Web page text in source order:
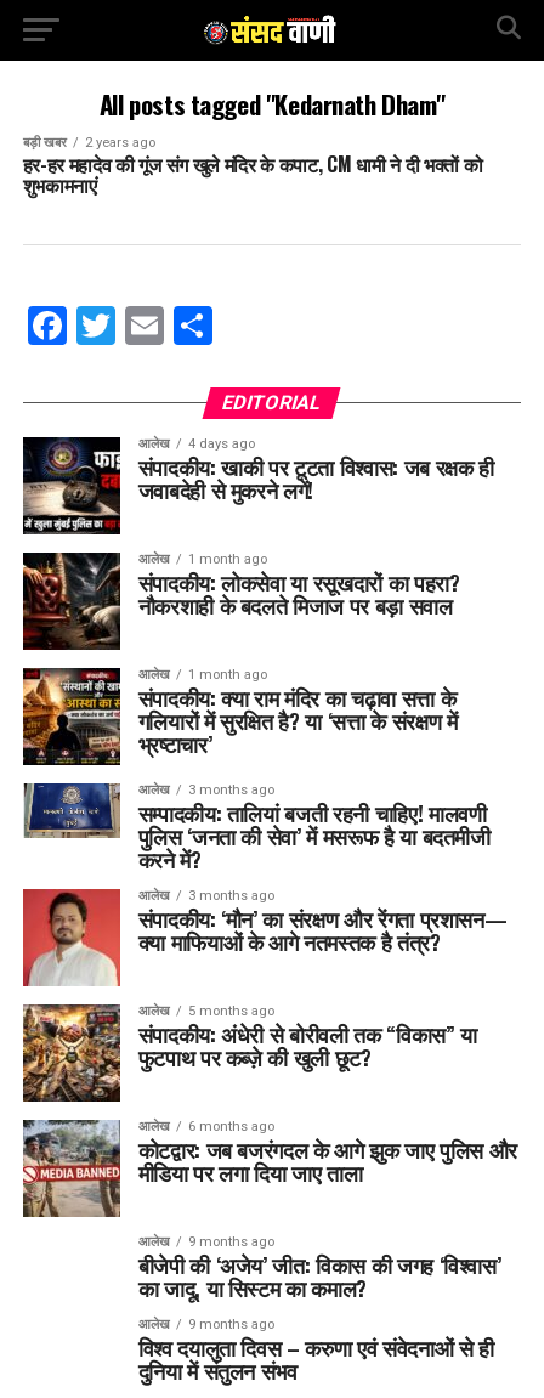
All posts tagged "Kedarnath Dham"
बड़ी खबर 2 years ago
हर-हर महादेव की गूंज संग खुले मंदिर के कपाट, CM धामी ने दी भक्तों को
शुभकामनाएं
Facebook
Twitter
EmailShare
EDITORIAL
आलेख 4 days ago
संपादकीय: खाकी पर टूटता विश्वास: जब रक्षक ही
जवाबदेही से मुकरने लगें!
आलेख 1 month ago
संपादकीय: लोकसेवा या रसूखदारों का पहरा?
नौकरशाही के बदलते मिजाज पर बड़ा सवाल
आलेख 1 month ago
संपादकीय: क्या राम मंदिर का चढ़ावा सत्ता के
गलियारों में सुरक्षित है? या ‘सत्ता के संरक्षण में
भ्रष्टाचार’
आलेख 3 months ago
सम्पादकीय: तालियां बजती रहनी चाहिए! मालवणी
पुलिस ‘जनता की सेवा’ में मसरूफ है या बदतमीजी
करने में?
आलेख 3 months ago
संपादकीय: ‘मौन’ का संरक्षण और रेंगता प्रशासन—
क्या माफियाओं के आगे नतमस्तक है तंत्र?
आलेख 5 months ago
संपादकीय: अंधेरी से बोरीवली तक “विकास” या
फुटपाथ पर कब्ज़े की खुली छूट?
आलेख 6 months ago
कोटद्वार: जब बजरंगदल के आगे झुक जाए पुलिस और
मीडिया पर लगा दिया जाए ताला
आलेख 9 months ago
बीजेपी की ‘अजेय’ जीत: विकास की जगह ‘विश्वास’
का जादू, या सिस्टम का कमाल?
आलेख 9 months ago
विश्व दयालुता दिवस – करुणा एवं संवेदनाओं से ही
दुनिया में संतुलन संभव